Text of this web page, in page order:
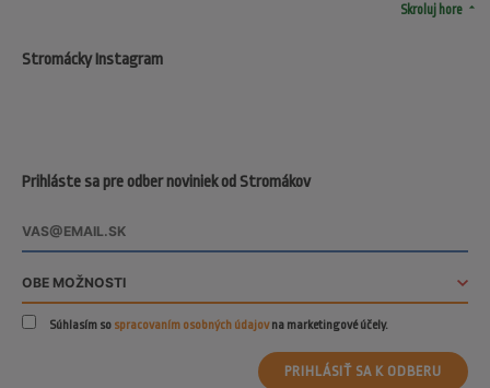
Skroluj hore arrow_drop_up
Prihláste sa pre odber noviniek od Stromákov
Súhlasím so spracovaním osobných údajovna marketingové účely.
PRIHLÁSIŤ SA K ODBERU
Stromácky Instagram